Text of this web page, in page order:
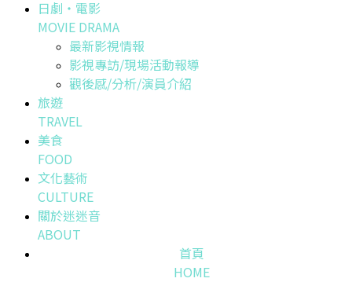
日劇・電影
MOVIE DRAMA
最新影視情報
影視專訪/現場活動報導
觀後感/分析/演員介紹
旅遊
TRAVEL
美食
FOOD
文化藝術
CULTURE
關於迷迷音
ABOUT
首頁
HOME